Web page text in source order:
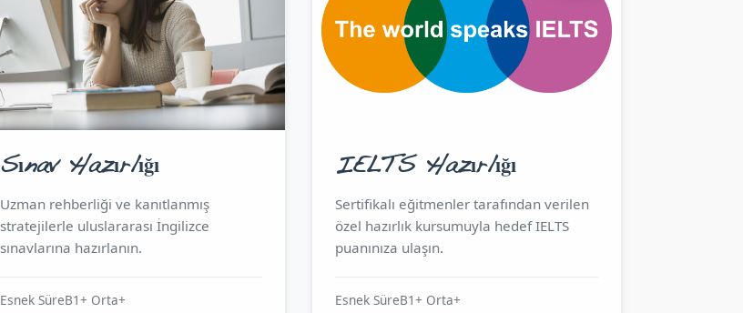
Sınav Hazırlığı
Uzman rehberliği ve kanıtlanmış
stratejilerle uluslararası İngilizce
sınavlarına hazırlanın.
Esnek SüreB1+ Orta+
IELTS Hazırlığı
Sertifikalı eğitmenler tarafından verilen
özel hazırlık kursumuyla hedef IELTS
puanınıza ulaşın.
Esnek SüreB1+ Orta+